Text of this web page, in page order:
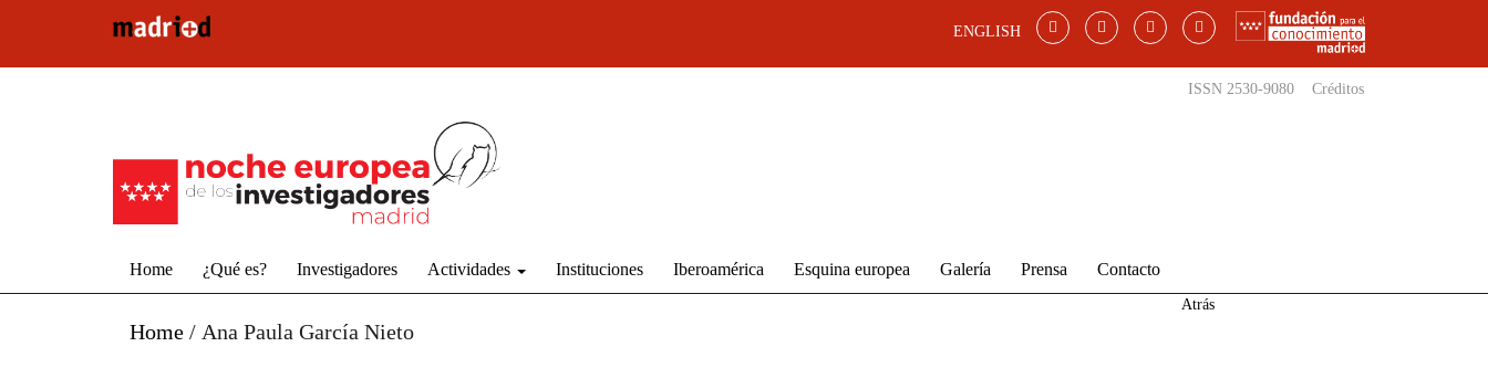
ENGLISH
ISSN 2530-9080 Créditos
Home ¿Qué es? Investigadores Actividades Instituciones Iberoamérica Esquina europea Galería Prensa Contacto
Home / Ana Paula García Nieto
Atrás